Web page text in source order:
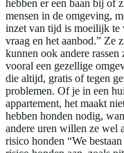
hebben er een baan bij of
mensen in de omgeving,
inzet van tijd is moeilijk te
vraag en het aanbod.” Ze
kunnen ook andere
vooral een gezellige
die altijd, gratis of tegen
problemen. Of je in een
appartement, het maakt
hebben honden nodig,
andere uren willen ze wel
risico honden “We